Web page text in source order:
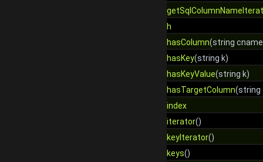
h
hasColumn(string
hasKey(string k)
hasKeyValue(string k)
hasTargetColumn(string
index
iterator()
keyIterator()
keys()